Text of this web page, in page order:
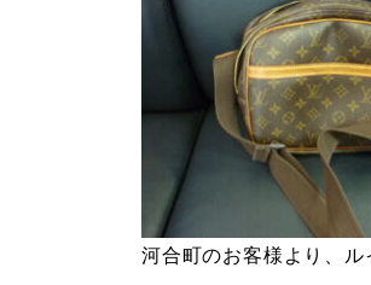
河合町のお客様より、ル